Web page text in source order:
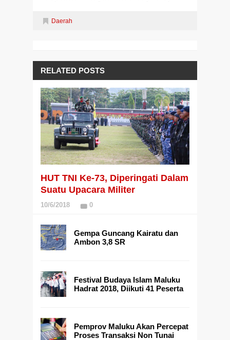
Daerah
RELATED POSTS
HUT TNI Ke-73, Diperingati Dalam
Suatu Upacara Militer
10/6/2018 0
Gempa Guncang Kairatu dan
Ambon 3,8 SR
Festival Budaya Islam Maluku
Hadrat 2018, Diikuti 41 Peserta
Pemprov Maluku Akan Percepat
Proses Transaksi Non Tunai